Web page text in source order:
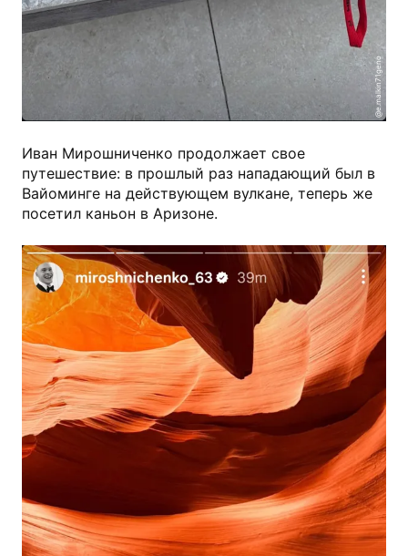
@e.malkin71geno
Иван Мирошниченко продолжает свое
путешествие: в прошлый раз нападающий был в
Вайоминге на действующем вулкане, теперь же
посетил каньон в Аризоне.